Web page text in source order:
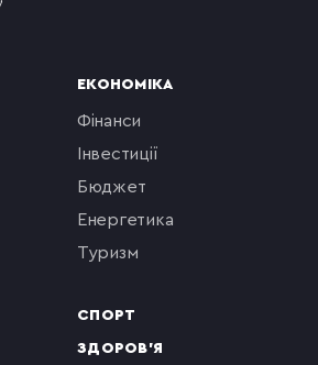
ЕКОНОМІКА
фінанси
інвестиції
бюджет
енергетика
туризм
СПОРТ
ЗДОРОВ'Я